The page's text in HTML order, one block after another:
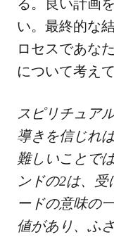
る。良い計画
い。最終的な
ロセスであな
について考え
スピリチュア
導きを信じれ
難しいことで
ンドの2は、
ードの意味の
値があり、ふ